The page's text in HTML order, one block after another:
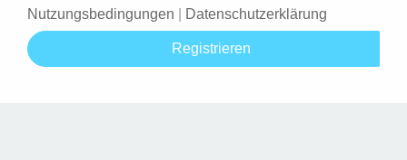
Nutzungsbedingungen Datenschutzerklärung
Registrieren